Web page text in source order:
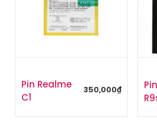
Pin Realme
C1
350,000₫